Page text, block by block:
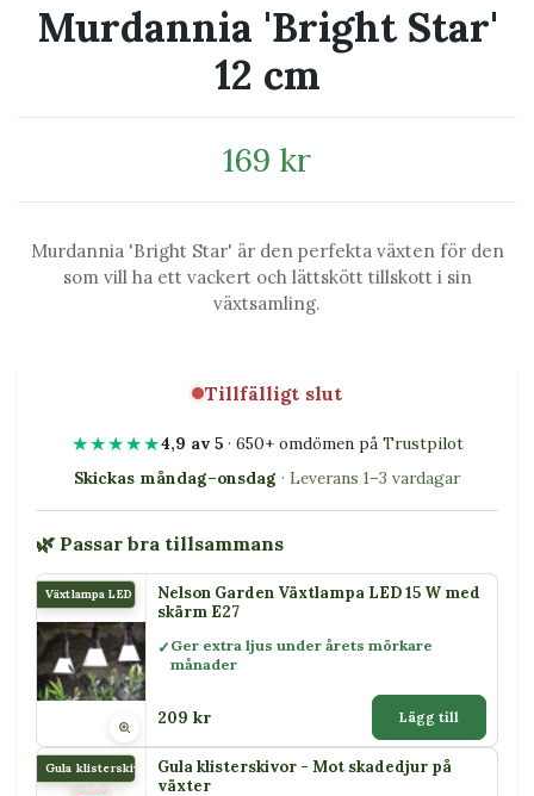
Murdannia 'Bright Star'
12 cm
169 kr
Murdannia 'Bright Star' är den perfekta växten för den
som vill ha ett vackert och lättskött tillskott i sin
växtsamling.
Tillfälligt slut
★★★★★4,9 av 5· 650+ omdömen på Trustpilot
Skickas måndag–onsdag · Leverans 1–3 vardagar
🌿 Passar bra tillsammans
Växtlampa LED 15 WNelson Garden Växtlampa LED 15 W med
skärm E27
Ger extra ljus under årets mörkare
månader
209 kr Lägg till
Gula klisterskivor
Gula klisterskivor - Mot skadedjur på
växter